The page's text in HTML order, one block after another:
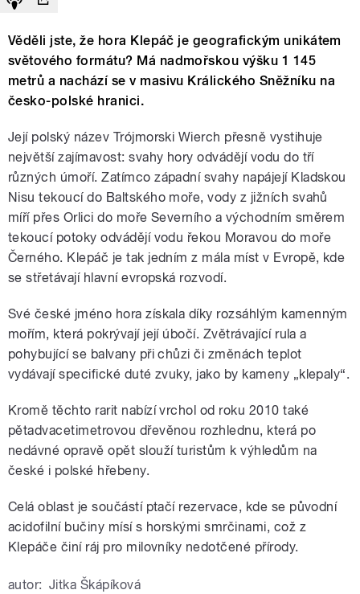
Věděli jste, že hora Klepáč je geografickým unikátem
světového formátu? Má nadmořskou výšku 1 145
metrů a nachází se v masivu Králického Sněžníku na
česko-polské hranici.
Její polský název Trójmorski Wierch přesně vystihuje
největší zajímavost: svahy hory odvádějí vodu do tří
různých úmoří. Zatímco západní svahy napájejí Kladskou
Nisu tekoucí do Baltského moře, vody z jižních svahů
míří přes Orlici do moře Severního a východním směrem
tekoucí potoky odvádějí vodu řekou Moravou do moře
Černého. Klepáč je tak jedním z mála míst v Evropě, kde
se střetávají hlavní evropská rozvodí.
Své české jméno hora získala díky rozsáhlým kamenným
mořím, která pokrývají její úbočí. Zvětrávající rula a
pohybující se balvany při chůzi či změnách teplot
vydávají specifické duté zvuky, jako by kameny „klepaly“.
Kromě těchto rarit nabízí vrchol od roku 2010 také
pětadvacetimetrovou dřevěnou rozhlednu, která po
nedávné opravě opět slouží turistům k výhledům na
české i polské hřebeny.
Celá oblast je součástí ptačí rezervace, kde se původní
acidofilní bučiny mísí s horskými smrčinami, což z
Klepáče činí ráj pro milovníky nedotčené přírody.
autor: Jitka Škápíková